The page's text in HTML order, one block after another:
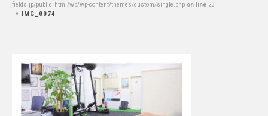
fields.jp/public_html/wp/wp-content/themes/custom/single.php on line 23
IMG_0074